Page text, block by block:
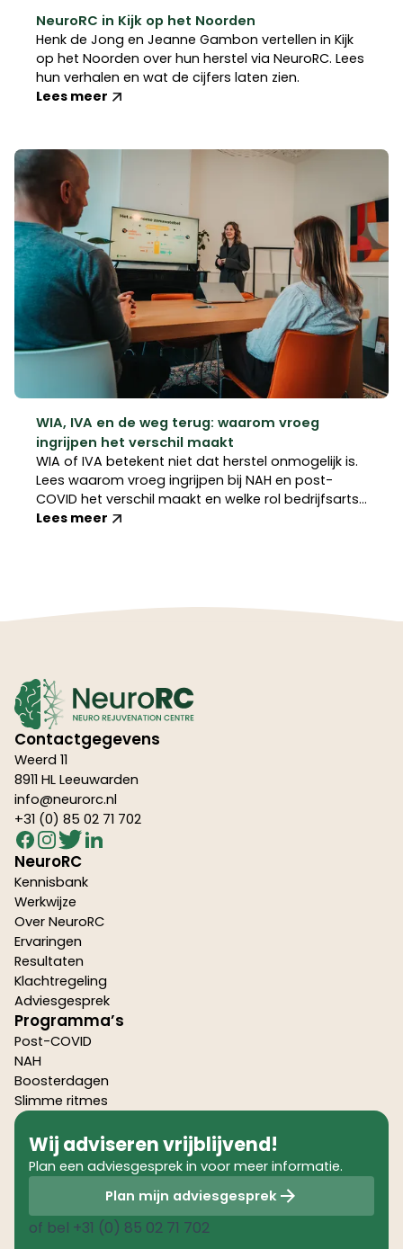
NeuroRC in Kijk op het Noorden
Henk de Jong en Jeanne Gambon vertellen in Kijk
op het Noorden over hun herstel via NeuroRC. Lees
hun verhalen en wat de cijfers laten zien.
Lees meer
WIA, IVA en de weg terug: waarom vroeg
ingrijpen het verschil maakt
WIA of IVA betekent niet dat herstel onmogelijk is.
Lees waarom vroeg ingrijpen bij NAH en post-
COVID het verschil maakt en welke rol bedrijfsarts
en arbeidsdeskundige daarin kunnen spelen.
Lees meer
Contactgegevens
Weerd 11
8911 HL Leeuwarden
info@neurorc.nl
+31 (0) 85 02 71 702
NeuroRC
Kennisbank
Werkwijze
Over NeuroRC
Ervaringen
Resultaten
Klachtregeling
Adviesgesprek
Programma’s
Post-COVID
NAH
Boosterdagen
Slimme ritmes
Wij adviseren vrijblijvend!
Plan een adviesgesprek in voor meer informatie.
Plan mijn adviesgesprek
of bel +31 (0) 85 02 71 702